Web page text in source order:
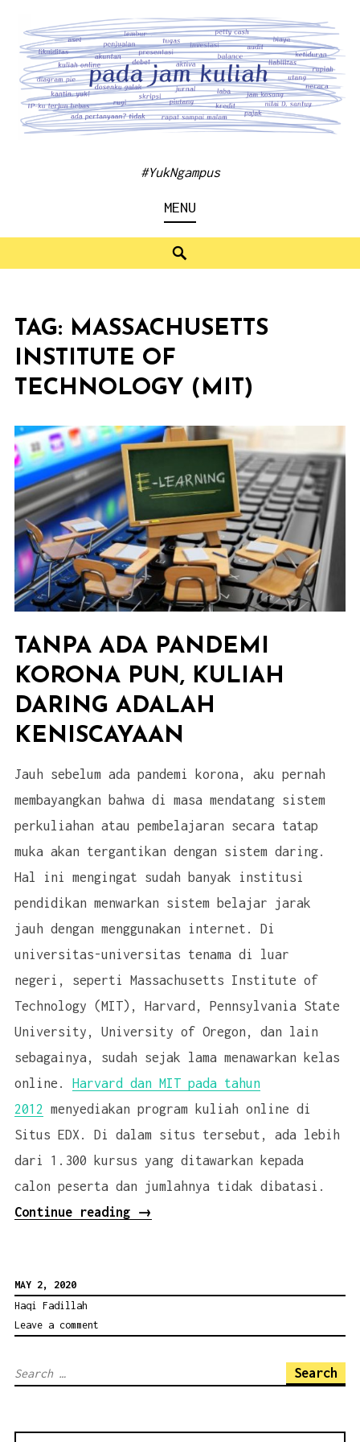
content
#YukNgampus
MENU
TAG: MASSACHUSETTS
INSTITUTE OF
TECHNOLOGY (MIT)
TANPA ADA PANDEMI
KORONA PUN, KULIAH
DARING ADALAH
KENISCAYAAN
Jauh sebelum ada pandemi korona, aku pernah
membayangkan bahwa di masa mendatang sistem
perkuliahan atau pembelajaran secara tatap
muka akan tergantikan dengan sistem daring.
Hal ini mengingat sudah banyak institusi
pendidikan menwarkan sistem belajar jarak
jauh dengan menggunakan internet. Di
universitas-universitas tenama di luar
negeri, seperti Massachusetts Institute of
Technology (MIT), Harvard, Pennsylvania State
University, University of Oregon, dan lain
sebagainya, sudah sejak lama menawarkan kelas
online. Harvard dan MIT pada tahun
2012
menyediakan program kuliah online di
Situs EDX. Di dalam situs tersebut, ada lebih
dari 1.300 kursus yang ditawarkan kepada
calon peserta dan jumlahnya tidak dibatasi.
Continue reading
“Tanpa
Kuliah
Adalah
→
MAY 2, 2020
Haqi Fadillah
Leave a comment
Search